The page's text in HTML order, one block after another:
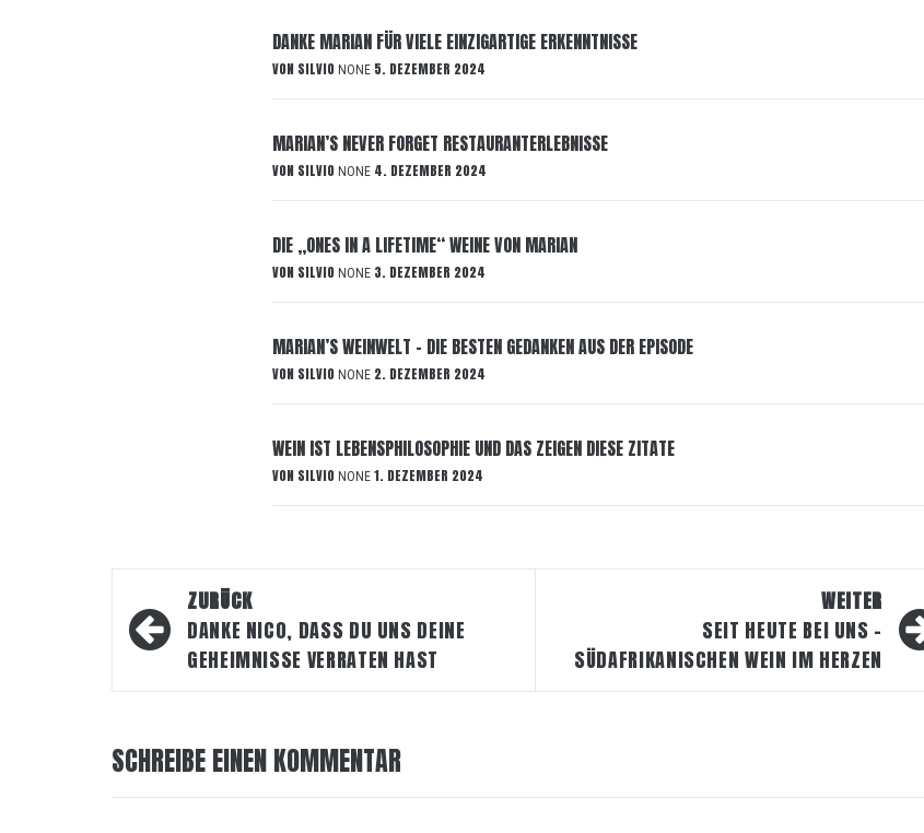
DANKE MARIAN FÜR VIELE EINZIGARTIGE ERKENNTNISSE
VON SILVIO NONE 5. DEZEMBER 2024
MARIAN’S NEVER FORGET RESTAURANTERLEBNISSE
VON SILVIO NONE 4. DEZEMBER 2024
DIE „ONES IN A LIFETIME“ WEINE VON MARIAN
VON SILVIO NONE 3. DEZEMBER 2024
MARIAN’S WEINWELT – DIE BESTEN GEDANKEN AUS DER EPISODE
VON SILVIO NONE 2. DEZEMBER 2024
WEIN IST LEBENSPHILOSOPHIE UND DAS ZEIGEN DIESE ZITATE
VON SILVIO NONE 1. DEZEMBER 2024
Beitragsnavigation
ZURÜCK
DANKE NICO, DASS DU UNS DEINE
GEHEIMNISSE VERRATEN HAST
WEITER
SEIT HEUTE BEI UNS –
SÜDAFRIKANISCHEN WEIN IM HERZEN
SCHREIBE EINEN KOMMENTAR